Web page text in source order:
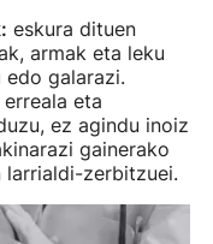
eskura dituen
armak eta leku
galarazi.
eta
ez agindu inoiz
gainerako
larrialdi-zerbitzuei.